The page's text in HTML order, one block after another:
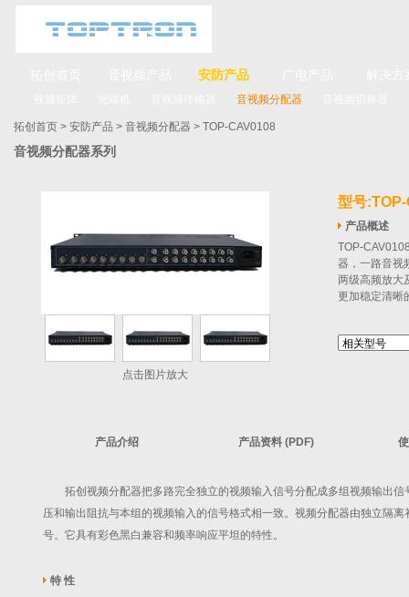
安防产品
音视频分配器
拓创首页 > 安防产品 > 音视频分配器 > TOP-CAV0108
音视频分配器系列
型号
产品概述
器，一路音视
两级高频放大
更加稳定清晰
点击图片放大
产品介绍 产品资料 (PDF)
拓创视频分配器把多路完全独立的视频输入信号分配成多组视频输出信
压和输出阻抗与本组的视频输入的信号格式相一致。视频分配器由独立隔
号。它具有彩色黑白兼容和频率响应平坦的特性。
特 性